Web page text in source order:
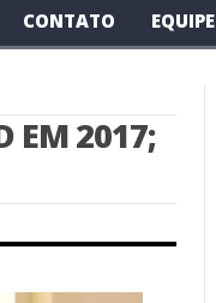
CONTATO EQUIPE
EM 2017;